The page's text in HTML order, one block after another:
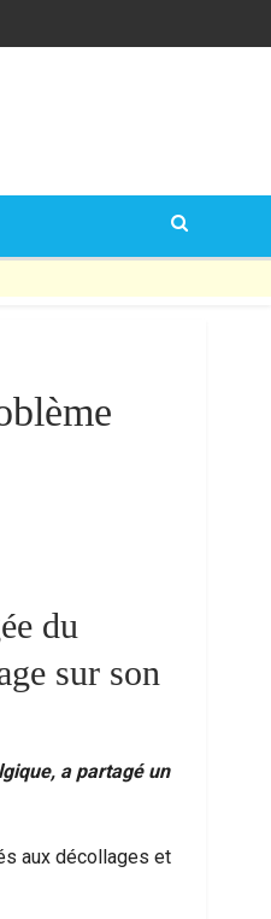
du
sur son
a partagé un
aux décollages et